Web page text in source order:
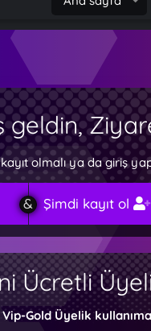
geldin,
olmalı ya da giriş
Şimdi kayıt ol
Ücretli
Gold Üyelik kullanıma